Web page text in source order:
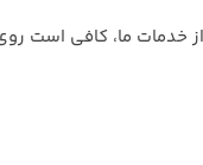
خدمات ما، کافی است